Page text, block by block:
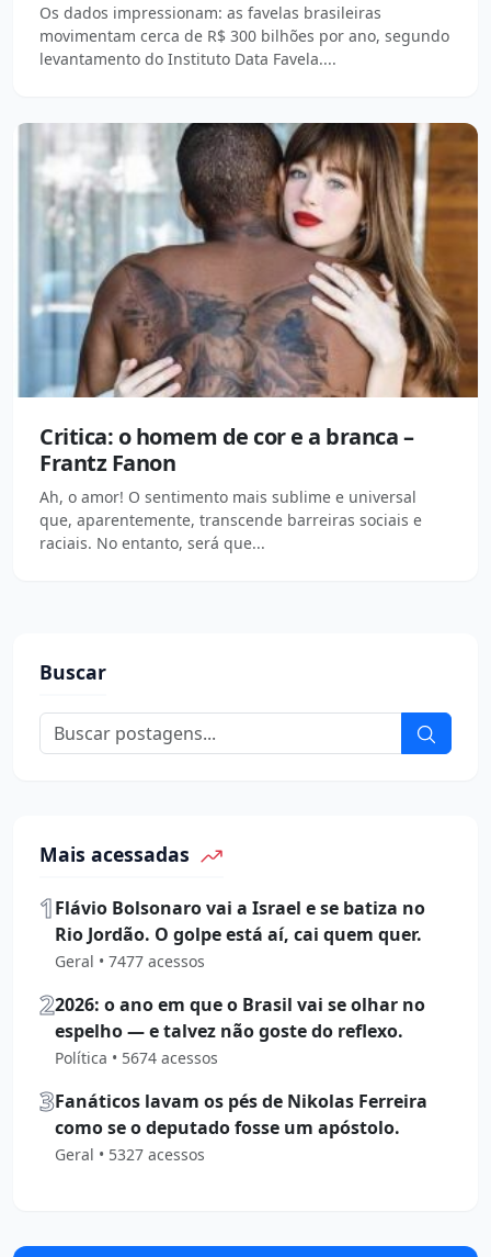
Os dados impressionam: as favelas brasileiras
movimentam cerca de R$ 300 bilhões por ano, segundo
levantamento do Instituto Data Favela....
Critica: o homem de cor e a branca –
Frantz Fanon
Ah, o amor! O sentimento mais sublime e universal
que, aparentemente, transcende barreiras sociais e
raciais. No entanto, será que...
Buscar
Mais acessadas
1Flávio Bolsonaro vai a Israel e se batiza no
Rio Jordão. O golpe está aí, cai quem quer.
Geral • 7477 acessos
22026: o ano em que o Brasil vai se olhar no
espelho — e talvez não goste do reflexo.
Política • 5674 acessos
3Fanáticos lavam os pés de Nikolas Ferreira
como se o deputado fosse um apóstolo.
Geral • 5327 acessos